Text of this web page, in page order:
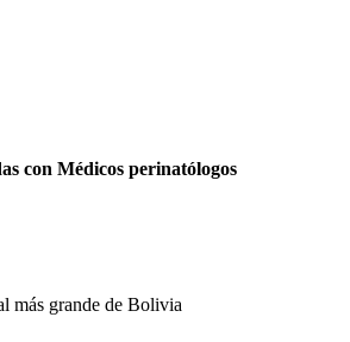
con Médicos perinatólogos
más grande de Bolivia